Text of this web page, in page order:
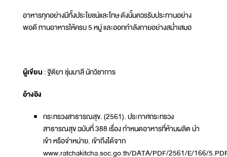
อาหารทุกอย่างมีทั้งประโยชน์และโทษ ดังนั้นควรรับประทานอย่าง
พอดี ทานอาหารให้ครบ 5 หมู่ และออกกำลังกายอย่างสม่ำเสมอ
ผู้เขียน : ฐิติยา ชุ่มมาลี นักวิชาการ
อ้างอิง
กระทรวงสาธารณสุข. (2561). ประกาศกระทรวง
สาธารณสุข ฉบับที่ 388 เรื่อง กำหนดอาหารที่ห้ามผลิต นำ
เข้า หรือจำหน่าย. เข้าถึงได้จาก
www.ratchakitcha.soc.go.th/DATA/PDF/2561/E/166/